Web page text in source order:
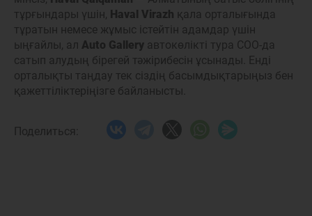
тұрғындары үшін, Haval Virazh қала орталығында
тұратын немесе жұмыс істейтін адамдар үшін
ыңғайлы, ал Auto Gallery автокөлікті тура СОО-да
сатып алудың бірегей тәжірибесін ұсынады. Енді
орталықты таңдау тек сіздің басымдықтарыңыз бен
қажеттіліктеріңізге байланысты.
Поделиться: